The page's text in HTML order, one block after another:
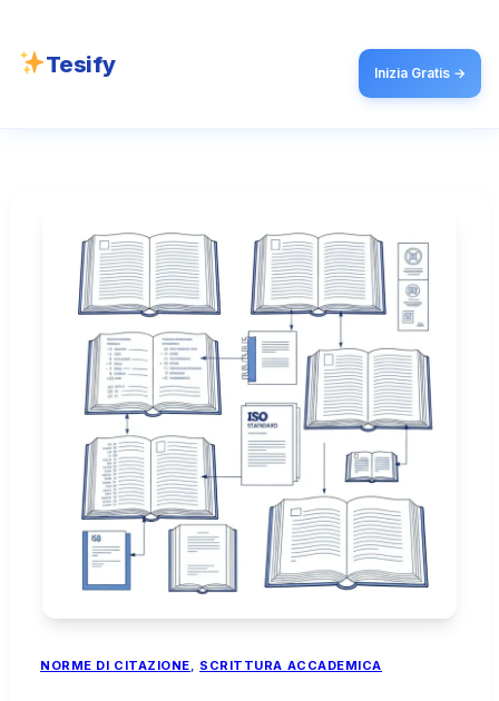
Tesify Inizia Gratis →
NORME DI CITAZIONE, SCRITTURA ACCADEMICA